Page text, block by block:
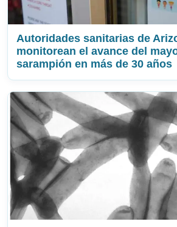
Autoridades sanitarias de
monitorean el avance del
sarampión en más de 30 años